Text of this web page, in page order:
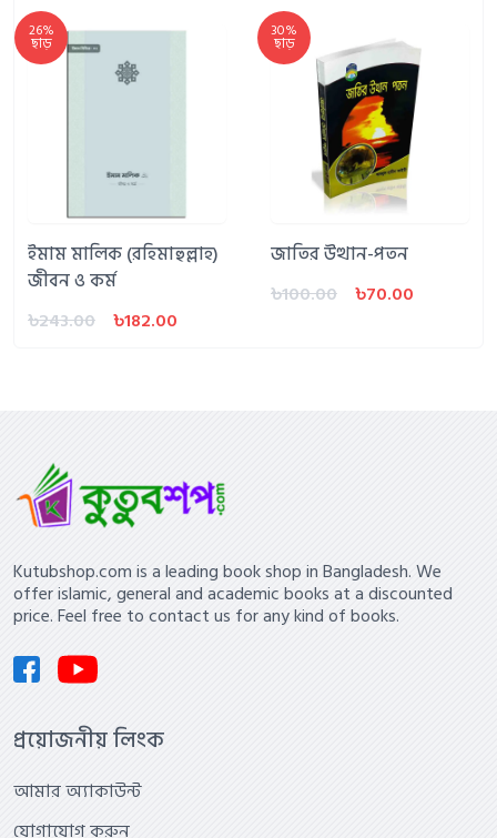
26%
ছাড়
ইমাম মালিক (রহিমাহুল্লাহ)
জীবন ও কর্ম
৳243.00
৳182.00
30%
ছাড়
জাতির উত্থান-পতন
৳100.00
৳70.00
Kutubshop.com is a leading book shop in Bangladesh. We
offer islamic, general and academic books at a discounted
price. Feel free to contact us for any kind of books.
প্রয়োজনীয় লিংক
আমার অ্যাকাউন্ট
যোগাযোগ করুন